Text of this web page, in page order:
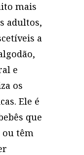
mais
adultos,
a
e
os
Ele é
que
ou têm